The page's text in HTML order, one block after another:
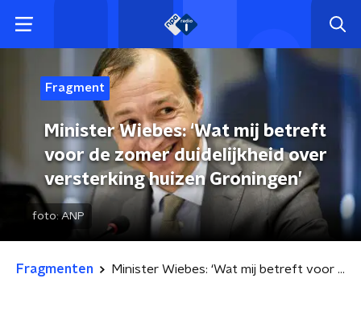
Fragment
Minister Wiebes: ‘Wat mij betreft
voor de zomer duidelijkheid over
versterking huizen Groningen’
foto:ANP
Fragmenten Minister Wiebes: ‘Wat mij betreft voor de zomer duidelijkheid over versterking huizen Groningen’